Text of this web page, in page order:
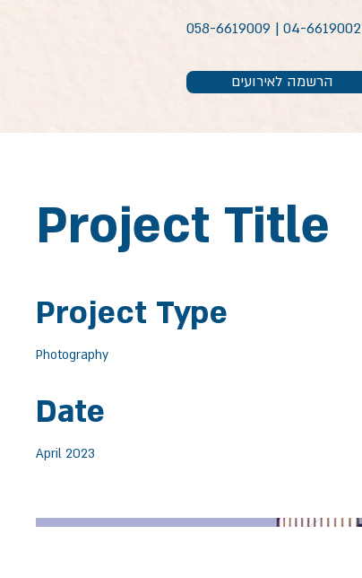
הרשמה לאירועים
Project Title
Project Type
Photography
Date
April 2023